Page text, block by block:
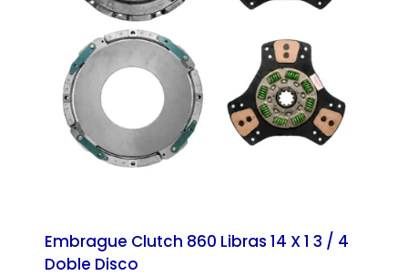
Embrague Clutch 860 Libras 14 X 1 3 / 4
Doble Disco